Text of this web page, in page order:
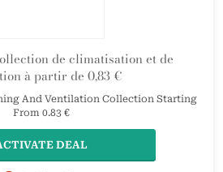
de climatisation et de
à partir de 0,83 €
And Ventilation Collection Starting
From 0.83 €
DEAL